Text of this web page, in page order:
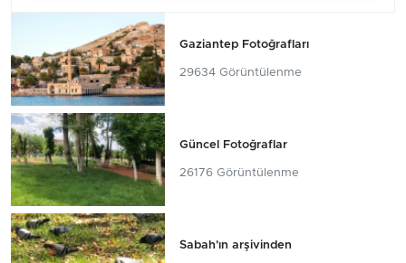
Gaziantep Fotoğrafları
29634 Görüntülenme
Güncel Fotoğraflar
26176 Görüntülenme
Sabah'ın arşivinden